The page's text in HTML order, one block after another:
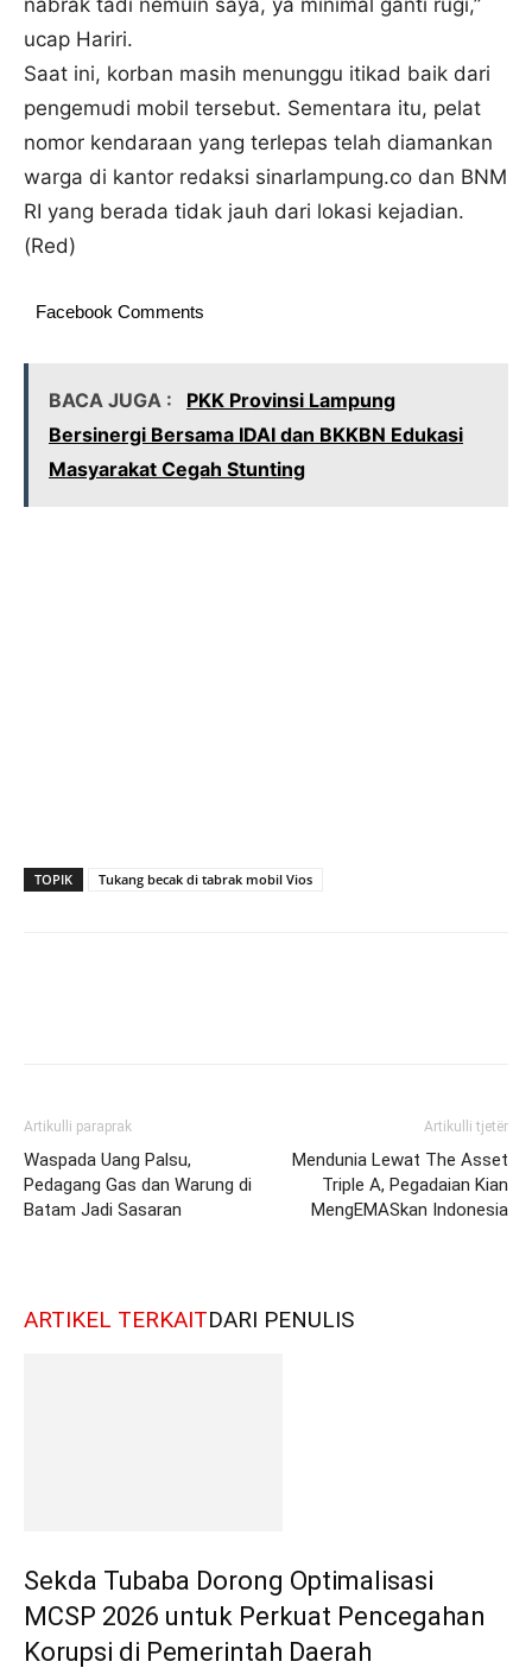
nabrak tadi nemuin saya, ya minimal ganti rugi,”
ucap Hariri.
Saat ini, korban masih menunggu itikad baik dari
pengemudi mobil tersebut. Sementara itu, pelat
nomor kendaraan yang terlepas telah diamankan
warga di kantor redaksi sinarlampung.co dan BNM
RI yang berada tidak jauh dari lokasi kejadian.
(Red)
Facebook Comments
BACA JUGA :
PKK Provinsi Lampung
Bersinergi Bersama IDAI dan BKKBN Edukasi
Masyarakat Cegah Stunting
TOPIK Tukang becak di tabrak mobil Vios
Artikulli paraprak
Waspada Uang Palsu,
Pedagang Gas dan Warung di
Batam Jadi Sasaran
Artikulli tjetër
Mendunia Lewat The Asset
Triple A, Pegadaian Kian
MengEMASkan Indonesia
ARTIKEL TERKAITDARI PENULIS
Sekda Tubaba Dorong Optimalisasi
MCSP 2026 untuk Perkuat Pencegahan
Korupsi di Pemerintah Daerah